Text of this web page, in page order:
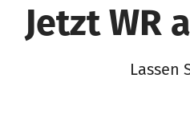
Jetzt WR
Lassen